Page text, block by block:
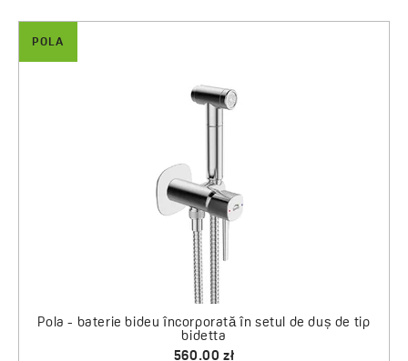
POLA
Pola - baterie bideu încorporată în setul de duș de tip
bidetta
Agent pentru curățarea cabinelor de duș, a cădițelor
de duș și a căzilor de baie